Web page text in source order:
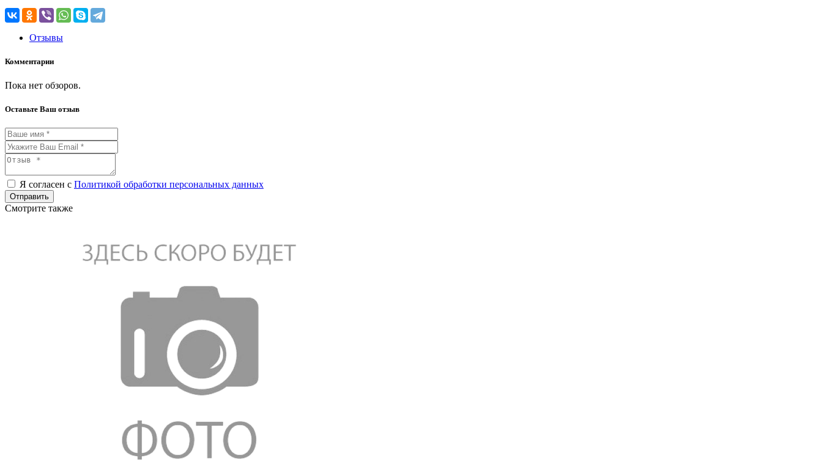
Отзывы
Комментарии
Пока нет обзоров.
Оставьте Ваш отзыв
Я согласен с Политикой обработки персональных данных
Отправить
Смотрите также